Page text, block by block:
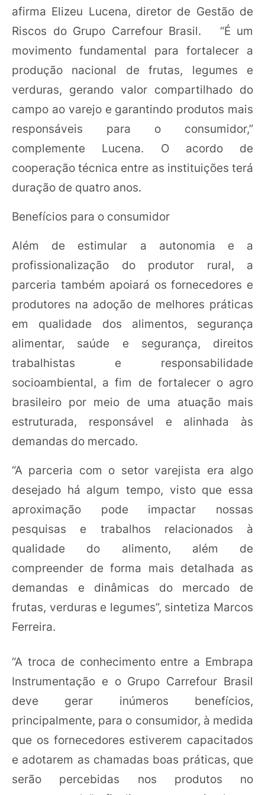
afirma Elizeu Lucena, diretor de Gestão de
Riscos do Grupo Carrefour Brasil. “É um
movimento fundamental para fortalecer a
produção nacional de frutas, legumes e
verduras, gerando valor compartilhado do
campo ao varejo e garantindo produtos mais
responsáveis para o consumidor,”
complemente Lucena. O acordo de
cooperação técnica entre as instituições terá
duração de quatro anos.
Benefícios para o consumidor
Além de estimular a autonomia e a
profissionalização do produtor rural, a
parceria também apoiará os fornecedores e
produtores na adoção de melhores práticas
em qualidade dos alimentos, segurança
alimentar, saúde e segurança, direitos
trabalhistas e responsabilidade
socioambiental, a fim de fortalecer o agro
brasileiro por meio de uma atuação mais
estruturada, responsável e alinhada às
demandas do mercado.
“A parceria com o setor varejista era algo
desejado há algum tempo, visto que essa
aproximação pode impactar nossas
pesquisas e trabalhos relacionados à
qualidade do alimento, além de
compreender de forma mais detalhada as
demandas e dinâmicas do mercado de
frutas, verduras e legumes”, sintetiza Marcos
Ferreira.
“A troca de conhecimento entre a Embrapa
Instrumentação e o Grupo Carrefour Brasil
deve gerar inúmeros benefícios,
principalmente, para o consumidor, à medida
que os fornecedores estiverem capacitados
e adotarem as chamadas boas práticas, que
serão percebidas nos produtos no